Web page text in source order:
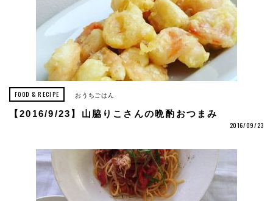
FOOD & RECIPE おうちごはん
【2016/9/23】山脇りこさんの晩酌おつまみ
2016/09/23